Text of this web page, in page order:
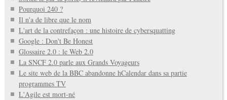
Pourquoi 240 ?
Il n'a de libre que le nom
L'art de la contrefaçon : une histoire de cybersquatting
Google : Don't Be Honest
Glossaire 2.0 : le Web 2.0
La SNCF 2.0 parle aux Grands Voyageurs
Le site web de la BBC abandonne hCalendar dans sa partie
programmes TV
L'Agile est mort-né